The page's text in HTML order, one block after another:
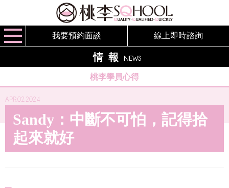
我要預約面談 線上即時諮詢
情報 NEWS
桃李學員心得
APR.02,2024
Sandy：中斷不可怕，記得拾
起來就好